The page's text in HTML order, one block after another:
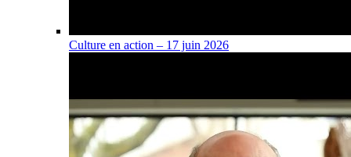
Culture en action – 17 juin 2026